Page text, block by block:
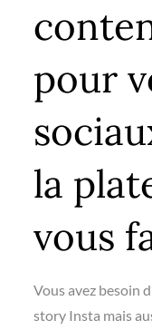
pour
la
vous
Vous avez besoin
story Insta mais